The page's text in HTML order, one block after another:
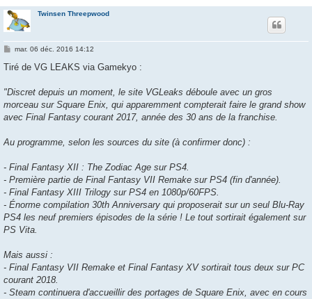
Twinsen Threepwood
M
s
g
mar. 06 déc. 2016 14:12
Tiré de VG LEAKS via Gamekyo :
"Discret depuis un moment, le site VGLeaks déboule avec un gros
morceau sur Square Enix, qui apparemment compterait faire le grand show
avec Final Fantasy courant 2017, année des 30 ans de la franchise.
Au programme, selon les sources du site (à confirmer donc) :
- Final Fantasy XII : The Zodiac Age sur PS4.
- Première partie de Final Fantasy VII Remake sur PS4 (fin d'année).
- Final Fantasy XIII Trilogy sur PS4 en 1080p/60FPS.
- Énorme compilation 30th Anniversary qui proposerait sur un seul Blu-Ray
PS4 les neuf premiers épisodes de la série ! Le tout sortirait également sur
PS Vita.
Mais aussi :
- Final Fantasy VII Remake et Final Fantasy XV sortirait tous deux sur PC
courant 2018.
- Steam continuera d'accueillir des portages de Square Enix, avec en cours